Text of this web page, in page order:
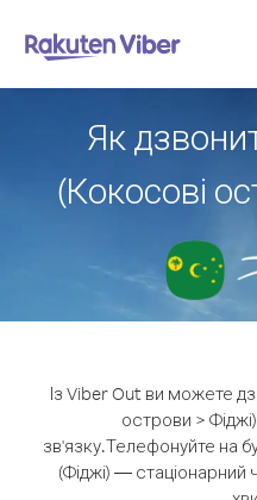
Як
(Кокосові
Із Viber Out ви можете
острови >
зв'язку.Телефонуйте на
(Фіджі) — стаціонарний